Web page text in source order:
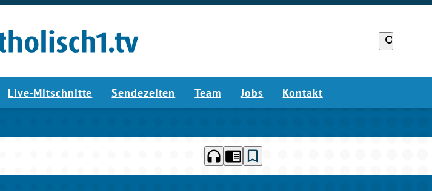
search
Live-Mitschnitte Sendezeiten Team Jobs Kontakt
headphones chrome_reader_mode bookmark_border